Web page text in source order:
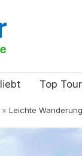
Top
» Leichte